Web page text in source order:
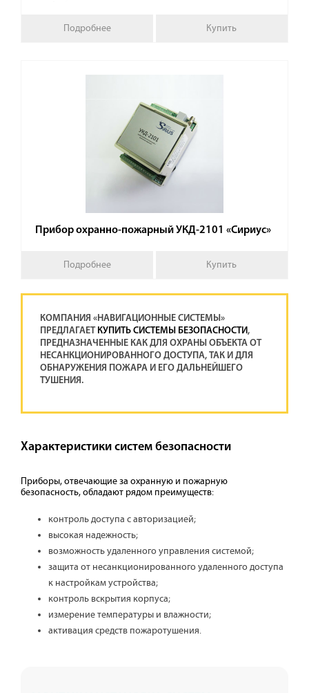
Подробнее Купить
Прибор охранно-пожарный УКД-2101 «Сириус»
Подробнее Купить
КОМПАНИЯ «НАВИГАЦИОННЫЕ СИСТЕМЫ»
ПРЕДЛАГАЕТ КУПИТЬ СИСТЕМЫ БЕЗОПАСНОСТИ,
ПРЕДНАЗНАЧЕННЫЕ КАК ДЛЯ ОХРАНЫ ОБЪЕКТА ОТ
НЕСАНКЦИОНИРОВАННОГО ДОСТУПА, ТАК И ДЛЯ
ОБНАРУЖЕНИЯ ПОЖАРА И ЕГО ДАЛЬНЕЙШЕГО
ТУШЕНИЯ.
Характеристики систем безопасности
Приборы, отвечающие за охранную и пожарную
безопасность, обладают рядом преимуществ:
контроль доступа с авторизацией;
высокая надежность;
возможность удаленного управления системой;
защита от несанкционированного удаленного доступа
к настройкам устройства;
контроль вскрытия корпуса;
измерение температуры и влажности;
активация средств пожаротушения.